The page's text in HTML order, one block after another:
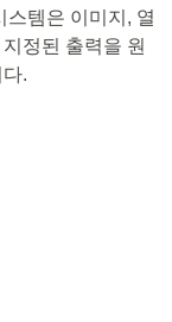
스템은 이미지, 열
정된 출력을 원
.